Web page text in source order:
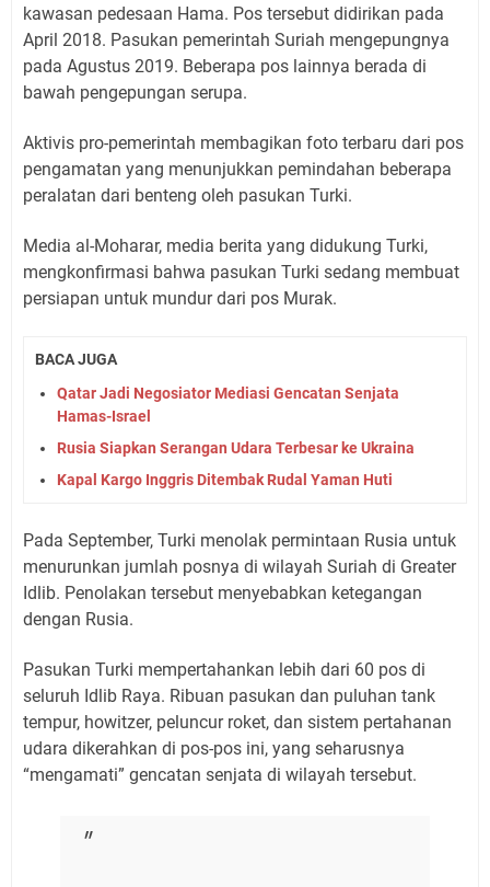
kawasan pedesaan Hama. Pos tersebut didirikan pada
April 2018. Pasukan pemerintah Suriah mengepungnya
pada Agustus 2019. Beberapa pos lainnya berada di
bawah pengepungan serupa.
Aktivis pro-pemerintah membagikan foto terbaru dari pos
pengamatan yang menunjukkan pemindahan beberapa
peralatan dari benteng oleh pasukan Turki.
Media al-Moharar, media berita yang didukung Turki,
mengkonfirmasi bahwa pasukan Turki sedang membuat
persiapan untuk mundur dari pos Murak.
BACA JUGA
Qatar Jadi Negosiator Mediasi Gencatan Senjata
Hamas-Israel
Rusia Siapkan Serangan Udara Terbesar ke Ukraina
Kapal Kargo Inggris Ditembak Rudal Yaman Huti
Pada September, Turki menolak permintaan Rusia untuk
menurunkan jumlah posnya di wilayah Suriah di Greater
Idlib. Penolakan tersebut menyebabkan ketegangan
dengan Rusia.
Pasukan Turki mempertahankan lebih dari 60 pos di
seluruh Idlib Raya. Ribuan pasukan dan puluhan tank
tempur, howitzer, peluncur roket, dan sistem pertahanan
udara dikerahkan di pos-pos ini, yang seharusnya
“mengamati” gencatan senjata di wilayah tersebut.